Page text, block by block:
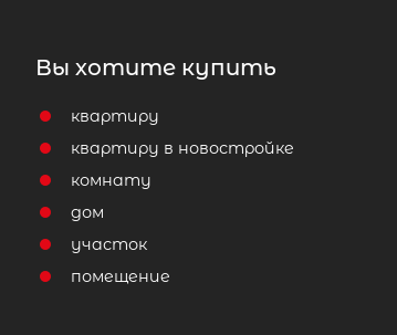
Вы хотите купить
квартиру
квартиру в новостройке
комнату
дом
участок
помещение